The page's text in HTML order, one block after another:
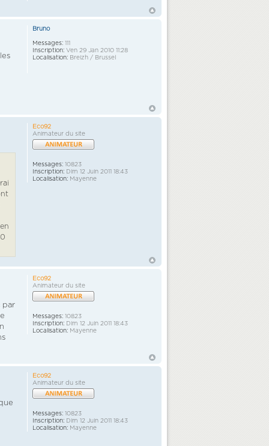
Bruno
Messages: 111
Inscription: Ven 29 Jan 2010 11:28
Localisation: Breizh / Brussel
Eco92
Animateur du site
Messages: 10823
Inscription: Dim 12 Juin 2011 18:43
Localisation: Mayenne
par
Eco92
Animateur du site
Messages: 10823
Inscription: Dim 12 Juin 2011 18:43
Localisation: Mayenne
Eco92
Animateur du site
Messages: 10823
Inscription: Dim 12 Juin 2011 18:43
Localisation: Mayenne